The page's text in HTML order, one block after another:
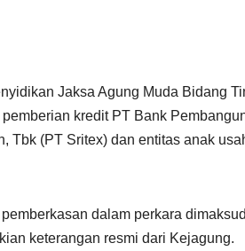
Jaksa Agung Muda Bidang
kredit PT Bank
(PT Sritex) dan entitas anak
dalam perkara
keterangan resmi dari Kejagung.